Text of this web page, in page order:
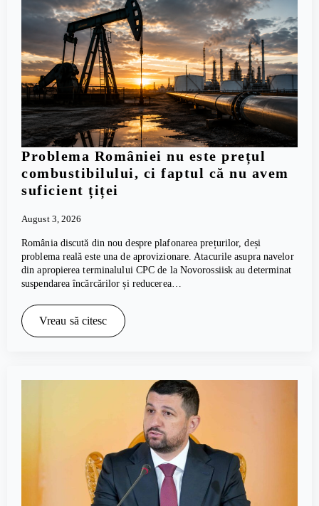
Problema României nu este prețul
combustibilului, ci faptul că nu avem
suficient țiței
August 3, 2026
România discută din nou despre plafonarea prețurilor, deși
problema reală este una de aprovizionare. Atacurile asupra navelor
din apropierea terminalului CPC de la Novorossiisk au determinat
suspendarea încărcărilor și reducerea…
Vreau să citesc